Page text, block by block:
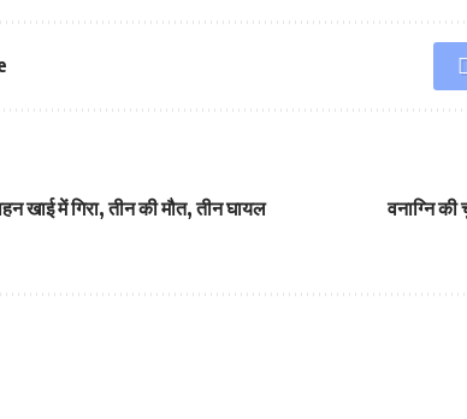
खाई में गिरा, तीन की मौत, तीन घायल
वनाग्नि